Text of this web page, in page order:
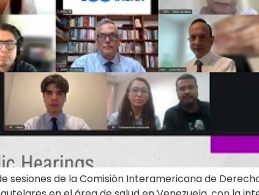
sesiones de la Comisión Interamericana de